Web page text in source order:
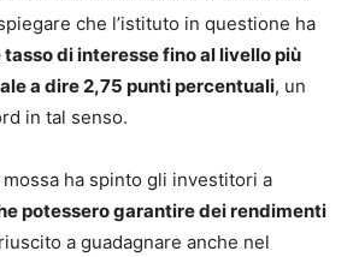
che l’istituto in questione ha
di interesse fino al livello più
a dire 2,75 punti percentuali, un
in tal senso.
ha spinto gli investitori a
potessero garantire dei rendimenti
a guadagnare anche nel